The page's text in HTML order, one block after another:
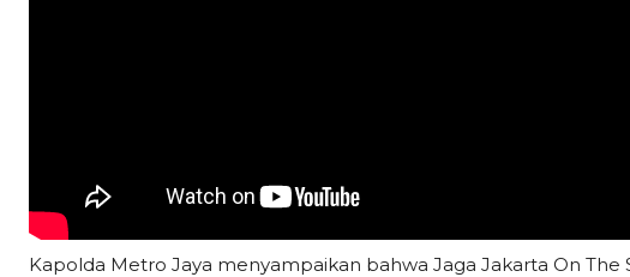
Kapolda Metro Jaya menyampaikan bahwa Jaga Jakarta On